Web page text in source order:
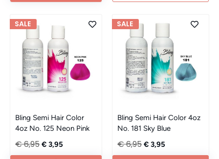
SALE
Bling Semi Hair Color
4oz No. 125 Neon Pink
€ 6,95 € 3,95
SALE
Bling Semi Hair Color 4oz
No. 181 Sky Blue
€ 6,95 € 3,95